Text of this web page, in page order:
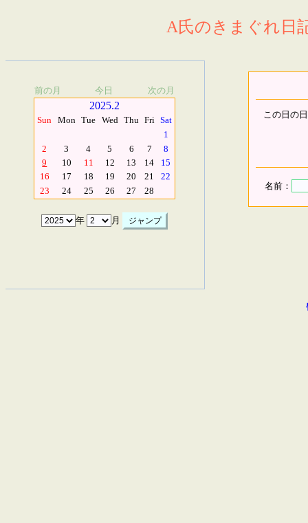
A氏のきまぐれ日
前の月 今日 次の月
2025.2
Sun Mon Tue Wed Thu Fri Sat
1
2
3 4 5 6 7
8
9
10 11 12 13 14
15
16
17 18 19 20 21
22
23
24 25 26 27 28
年 月
この日の
名前：